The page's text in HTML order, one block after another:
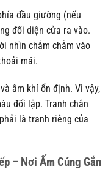
đầu giường (nếu
đối diện cửa ra vào.
nhìn chằm chằm vào
mái.
âm khí ổn định. Vì vậy,
đối lập. Tranh chân
là tranh riêng của
– Nơi Ấm Cúng Gắn